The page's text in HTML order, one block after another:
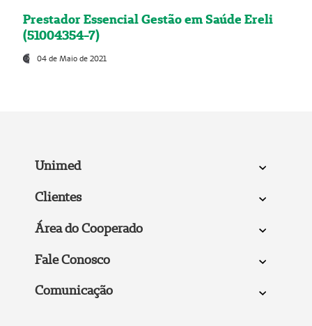
Prestador Essencial Gestão em Saúde Ereli
(51004354-7)
04 de Maio de 2021
Unimed
Clientes
Área do Cooperado
Fale Conosco
Comunicação